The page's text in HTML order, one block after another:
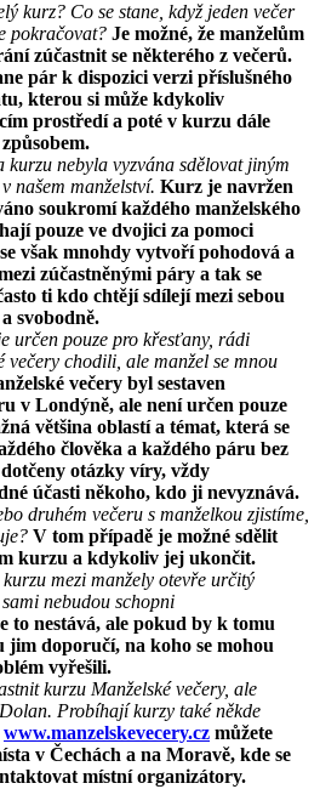
kurz? Co se stane, když jeden večer
pokračovat? Je možné, že manželům
zúčastnit se některého z večerů.
pár k dispozici verzi příslušného
kterou si může kdykoliv
prostředí a poté v kurzu dále
kurzu nebyla vyzvána sdělovat jiným
našem manželství. Kurz je navržen
soukromí každého manželského
pouze ve dvojici za pomoci
však mnohdy vytvoří pohodová a
zúčastněnými páry a tak se
ti kdo chtějí sdílejí mezi sebou
svobodně.
určen pouze pro křesťany, rádi
večery chodili, ale manžel se mnou
večery byl sestaven
v Londýně, ale není určen pouze
většina oblastí a témat, která se
člověka a každého páru bez
otázky víry, vždy
účasti někoho, kdo ji nevyznává.
druhém večeru s manželkou zjistíme,
V tom případě je možné sdělit
kurzu a kdykoliv jej ukončit.
kurzu mezi manžely otevře určitý
nebudou schopni
to nestává, ale pokud by k tomu
jim doporučí, na koho se mohou
vyřešili.
kurzu Manželské večery, ale
Probíhají kurzy také někde
www.manzelskevecery.cz můžete
v Čechách a na Moravě, kde se
místní organizátory.